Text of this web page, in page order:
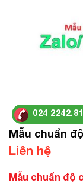
024
Mẫu chuẩn
Liên hệ
Mẫu chuẩn độ